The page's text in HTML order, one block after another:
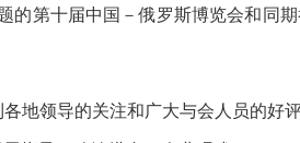
的第十届中国－俄罗斯博览会和同
地领导的关注和广大与会人员的